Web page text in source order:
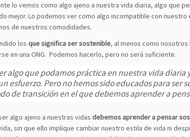
lo vemos como algo ajeno a nuestra vida diaria, algo que
mejor. Lo podemos ver como algo incompatible con
de nuestros comodidades.
los que significa ser sostenible, al menos como
en una ONG. Podemos hacerlo, pero no será suficiente.
algo que podamos práctica en nuestra vida
esfuerzo. Pero no hemos sido educados para ser
de transición en el que debemos aprender a
algo ajeno a nuestras vidas debemos aprender a pensar
sin que ello implique cambiar nuestro estila de vida ni